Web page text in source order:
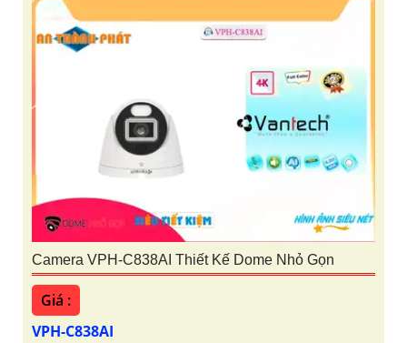
Camera VPH-C838AI Thiết Kế Dome Nhỏ Gọn
Giá :
VPH-C838AI